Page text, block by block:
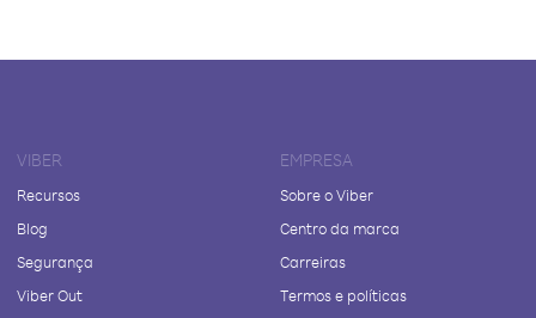
VIBER
Recursos
Blog
Segurança
Viber Out
EMPRESA
Sobre o Viber
Centro da marca
Carreiras
Termos e políticas